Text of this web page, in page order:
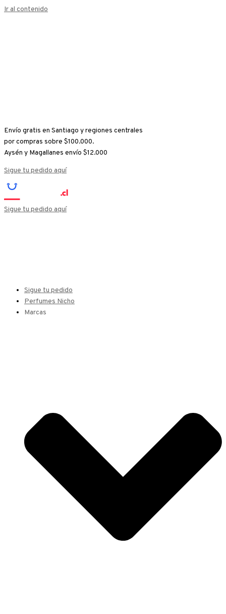
Ir al contenido
Envío gratis en Santiago y regiones centrales
por compras sobre $100.000.
Aysén y Magallanes envío $12.000
Sigue tu pedido aquí
Sigue tu pedido aquí
Sigue tu pedido
Perfumes Nicho
Marcas